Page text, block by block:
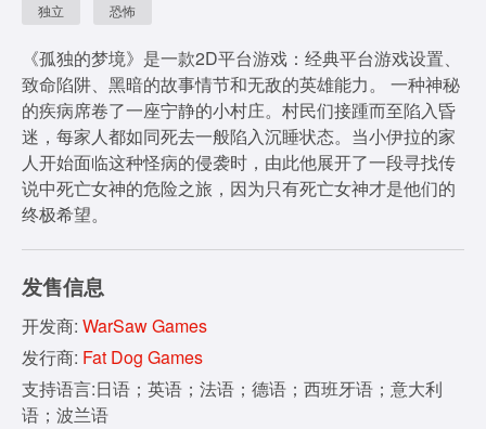
d
e
o
独立 恐怖
《孤独的梦境》是一款2D平台游戏：经典平台游戏设置、
致命陷阱、黑暗的故事情节和无敌的英雄能力。 一种神秘
的疾病席卷了一座宁静的小村庄。村民们接踵而至陷入昏
迷，每家人都如同死去一般陷入沉睡状态。当小伊拉的家
人开始面临这种怪病的侵袭时，由此他展开了一段寻找传
说中死亡女神的危险之旅，因为只有死亡女神才是他们的
终极希望。
发售信息
开发商: WarSaw Games
发行商: Fat Dog Games
支持语言:日语；英语；法语；德语；西班牙语；意大利
语；波兰语